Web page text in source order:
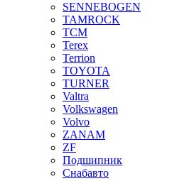
SENNEBOGEN
TAMROCK
TCM
Terex
Terrion
TOYOTA
TURNER
Valtra
Volkswagen
Volvo
ZANAM
ZF
Подшипник
Снабавто